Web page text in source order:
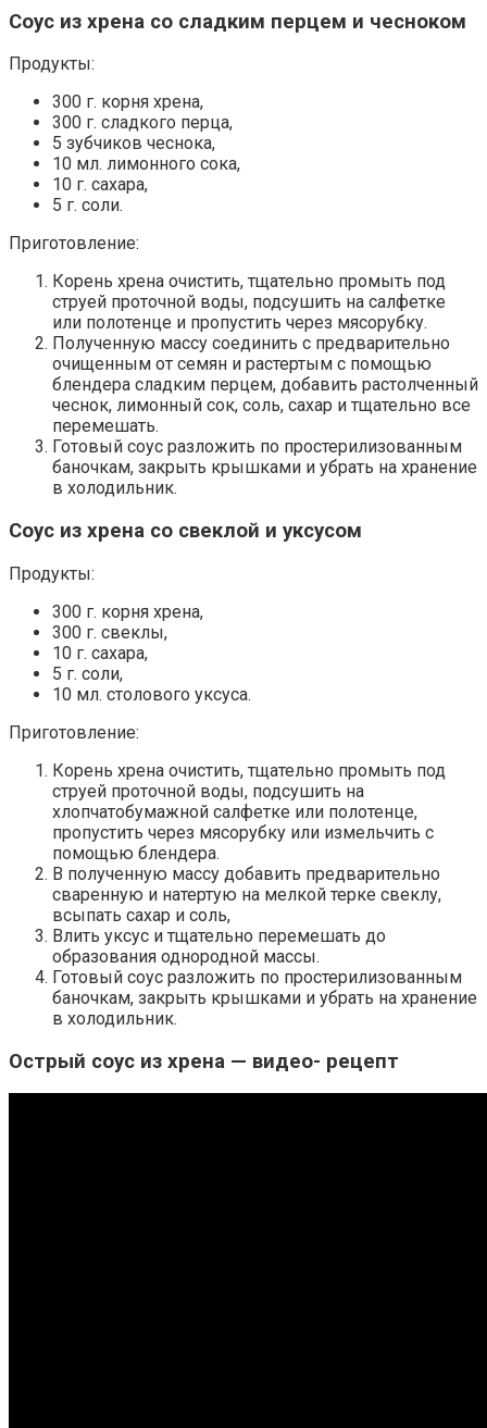
Соус из хрена со сладким перцем и чесноком
Продукты:
300 г. корня хрена,
300 г. сладкого перца,
5 зубчиков чеснока,
10 мл. лимонного сока,
10 г. сахара,
5 г. соли.
Приготовление:
Корень хрена очистить, тщательно промыть под
струей проточной воды, подсушить на салфетке
или полотенце и пропустить через мясорубку.
Полученную массу соединить с предварительно
очищенным от семян и растертым с помощью
блендера сладким перцем, добавить растолченный
чеснок, лимонный сок, соль, сахар и тщательно все
перемешать.
Готовый соус разложить по простерилизованным
баночкам, закрыть крышками и убрать на хранение
в холодильник.
Соус из хрена со свеклой и уксусом
Продукты:
300 г. корня хрена,
300 г. свеклы,
10 г. сахара,
5 г. соли,
10 мл. столового уксуса.
Приготовление:
Корень хрена очистить, тщательно промыть под
струей проточной воды, подсушить на
хлопчатобумажной салфетке или полотенце,
пропустить через мясорубку или измельчить с
помощью блендера.
В полученную массу добавить предварительно
сваренную и натертую на мелкой терке свеклу,
всыпать сахар и соль,
Влить уксус и тщательно перемешать до
образования однородной массы.
Готовый соус разложить по простерилизованным
баночкам, закрыть крышками и убрать на хранение
в холодильник.
Острый соус из хрена — видео- рецепт